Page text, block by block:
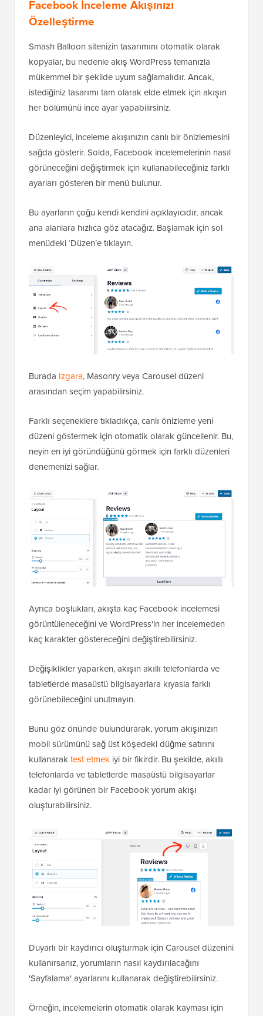
Facebook İnceleme Akışınızı
Özelleştirme
Smash Balloon sitenizin tasarımını otomatik olarak
kopyalar, bu nedenle akış WordPress temanızla
mükemmel bir şekilde uyum sağlamalıdır. Ancak,
istediğiniz tasarımı tam olarak elde etmek için akışın
her bölümünü ince ayar yapabilirsiniz.
Düzenleyici, inceleme akışınızın canlı bir önizlemesini
sağda gösterir. Solda, Facebook incelemelerinin nasıl
görüneceğini değiştirmek için kullanabileceğiniz farklı
ayarları gösteren bir menü bulunur.
Bu ayarların çoğu kendi kendini açıklayıcıdır, ancak
ana alanlara hızlıca göz atacağız. Başlamak için sol
menüdeki ‘Düzen’e tıklayın.
Burada Izgara, Masonry veya Carousel düzeni
arasından seçim yapabilirsiniz.
Farklı seçeneklere tıkladıkça, canlı önizleme yeni
düzeni göstermek için otomatik olarak güncellenir. Bu,
neyin en iyi göründüğünü görmek için farklı düzenleri
denemenizi sağlar.
Ayrıca boşlukları, akışta kaç Facebook incelemesi
görüntüleneceğini ve WordPress'in her incelemeden
kaç karakter göstereceğini değiştirebilirsiniz.
Değişiklikler yaparken, akışın akıllı telefonlarda ve
tabletlerde masaüstü bilgisayarlara kıyasla farklı
görünebileceğini unutmayın.
Bunu göz önünde bulundurarak, yorum akışınızın
mobil sürümünü sağ üst köşedeki düğme satırını
kullanaraktest etmek iyi bir fikirdir. Bu şekilde, akıllı
telefonlarda ve tabletlerde masaüstü bilgisayarlar
kadar iyi görünen bir Facebook yorum akışı
oluşturabilirsiniz.
Duyarlı bir kaydırıcı oluşturmak için Carousel düzenini
kullanırsanız, yorumların nasıl kaydırılacağını
'Sayfalama' ayarlarını kullanarak değiştirebilirsiniz.
Örneğin, incelemelerin otomatik olarak kayması için